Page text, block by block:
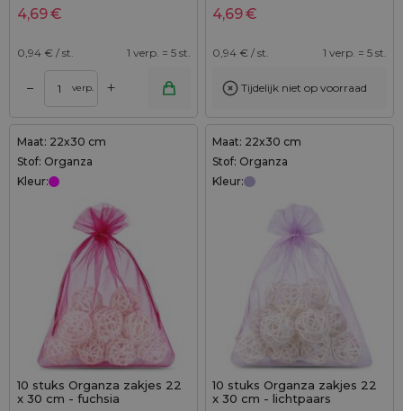
4,69€
0,94 € / st. 1 verp. = 5 st.
– verp. +
4,69€
0,94 € / st. 1 verp. = 5 st.
Tijdelijk niet op voorraad
Maat: 22x30 cm
Stof: Organza
Kleur:
10 stuks Organza zakjes 22
x 30 cm - fuchsia
Maat: 22x30 cm
Stof: Organza
Kleur:
10 stuks Organza zakjes 22
x 30 cm - lichtpaars